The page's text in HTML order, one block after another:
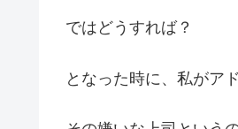
ではどうすれば？
となった時に、私がア